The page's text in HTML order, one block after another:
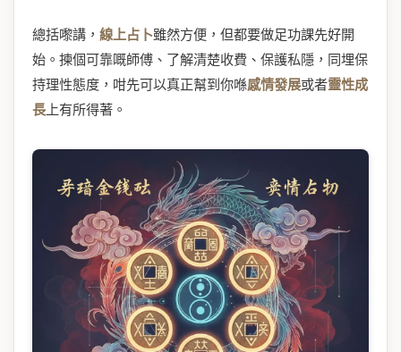
總括嚟講， 線上占卜雖然方便，但都要做足功課先好開
始。揀個可靠嘅師傅、了解清楚收費、保護私隱，同埋保
持理性態度，咁先可以真正幫到你喺感情發展或者靈性成
長上有所得著。